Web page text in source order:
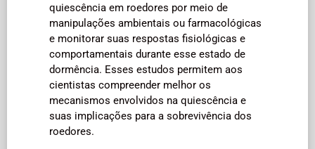
quiescência em roedores por meio de
manipulações ambientais ou farmacológicas
e monitorar suas respostas fisiológicas e
comportamentais durante esse estado de
dormência. Esses estudos permitem aos
cientistas compreender melhor os
mecanismos envolvidos na quiescência e
suas implicações para a sobrevivência dos
roedores.